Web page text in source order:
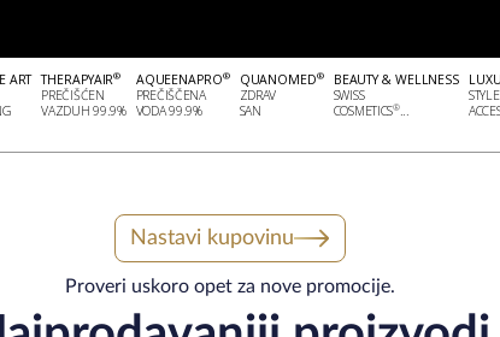
ART THERAPYAIR®
PREČIŠĆEN
VAZDUH 99.9%
AQUEENAPRO®
PREČIŠČENA
VODA 99.9%
QUANOMED®
ZDRAV
SAN
BEAUTY & WELLNESS
SWISS
COSMETICS®...
STYLE
Nastavi kupovinu
Proveri uskoro opet za nove promocije.